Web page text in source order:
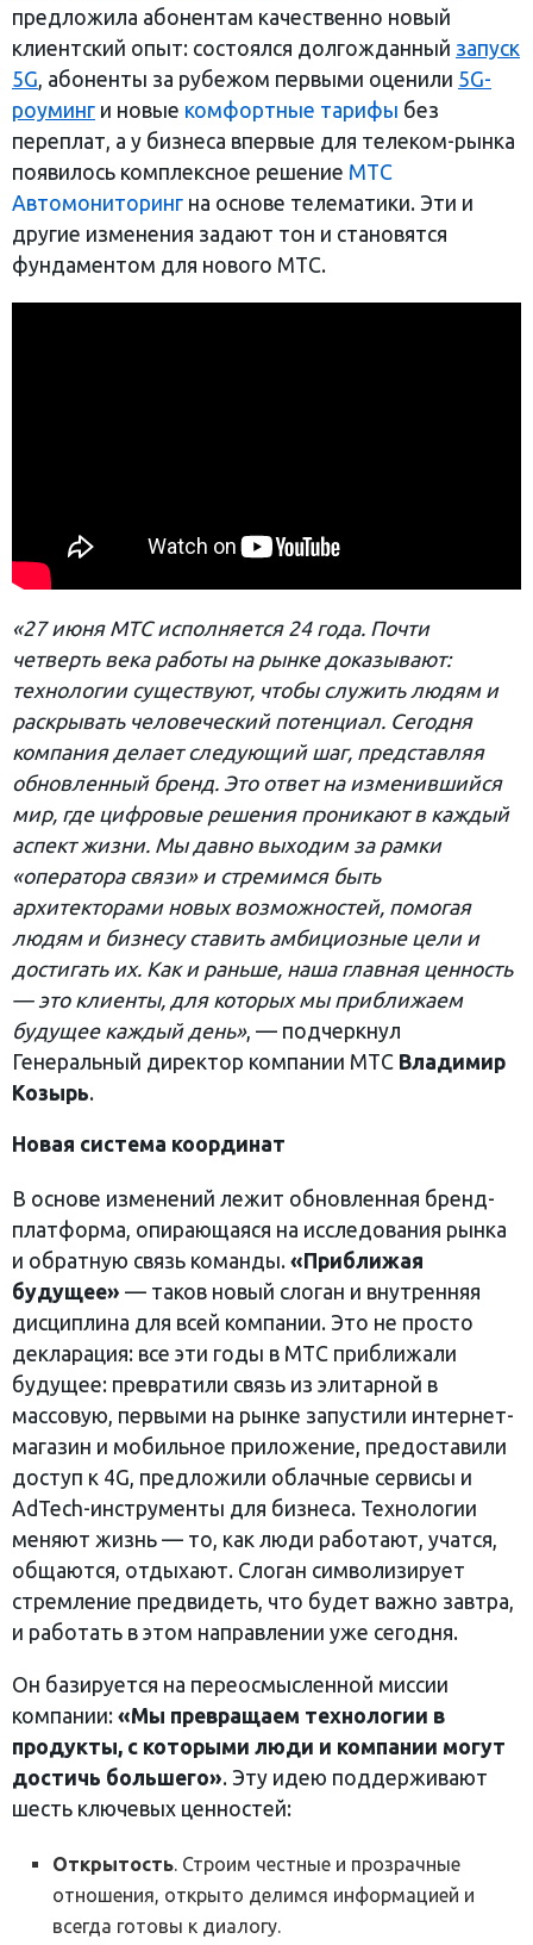
предложила абонентам качественно новый
клиентский опыт: состоялся долгожданный запуск
5G, абоненты за рубежом первыми оценили 5G-
роуминг и новые комфортные тарифы без
переплат, а у бизнеса впервые для телеком-рынка
появилось комплексное решение МТС
Автомониторинг на основе телематики. Эти и
другие изменения задают тон и становятся
фундаментом для нового МТС.
«27 июня МТС исполняется 24 года. Почти
четверть века работы на рынке доказывают:
технологии существуют, чтобы служить людям и
раскрывать человеческий потенциал. Сегодня
компания делает следующий шаг, представляя
обновленный бренд. Это ответ на изменившийся
мир, где цифровые решения проникают в каждый
аспект жизни. Мы давно выходим за рамки
«оператора связи» и стремимся быть
архитекторами новых возможностей, помогая
людям и бизнесу ставить амбициозные цели и
достигать их. Как и раньше, наша главная ценность
— это клиенты, для которых мы приближаем
будущее каждый день», — подчеркнул
Генеральный директор компании МТС Владимир
Козырь.
Новая система координат
В основе изменений лежит обновленная бренд-
платформа, опирающаяся на исследования рынка
и обратную связь команды. «Приближая
будущее» — таков новый слоган и внутренняя
дисциплина для всей компании. Это не просто
декларация: все эти годы в МТС приближали
будущее: превратили связь из элитарной в
массовую, первыми на рынке запустили интернет-
магазин и мобильное приложение, предоставили
доступ к 4G, предложили облачные сервисы и
AdTech-инструменты для бизнеса. Технологии
меняют жизнь — то, как люди работают, учатся,
общаются, отдыхают. Слоган символизирует
стремление предвидеть, что будет важно завтра,
и работать в этом направлении уже сегодня.
Он базируется на переосмысленной миссии
компании: «Мы превращаем технологии в
продукты, с которыми люди и компании могут
достичь большего». Эту идею поддерживают
шесть ключевых ценностей:
Открытость. Строим честные и прозрачные
отношения, открыто делимся информацией и
всегда готовы к диалогу.